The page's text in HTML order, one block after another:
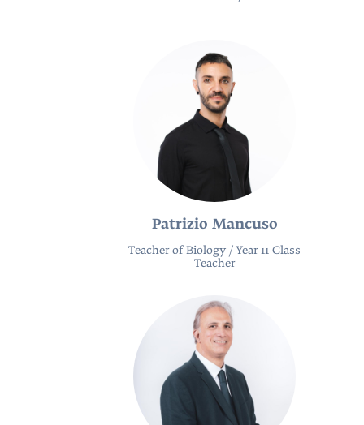
Patrizio Mancuso
Teacher of Biology / Year 11 Class
Teacher